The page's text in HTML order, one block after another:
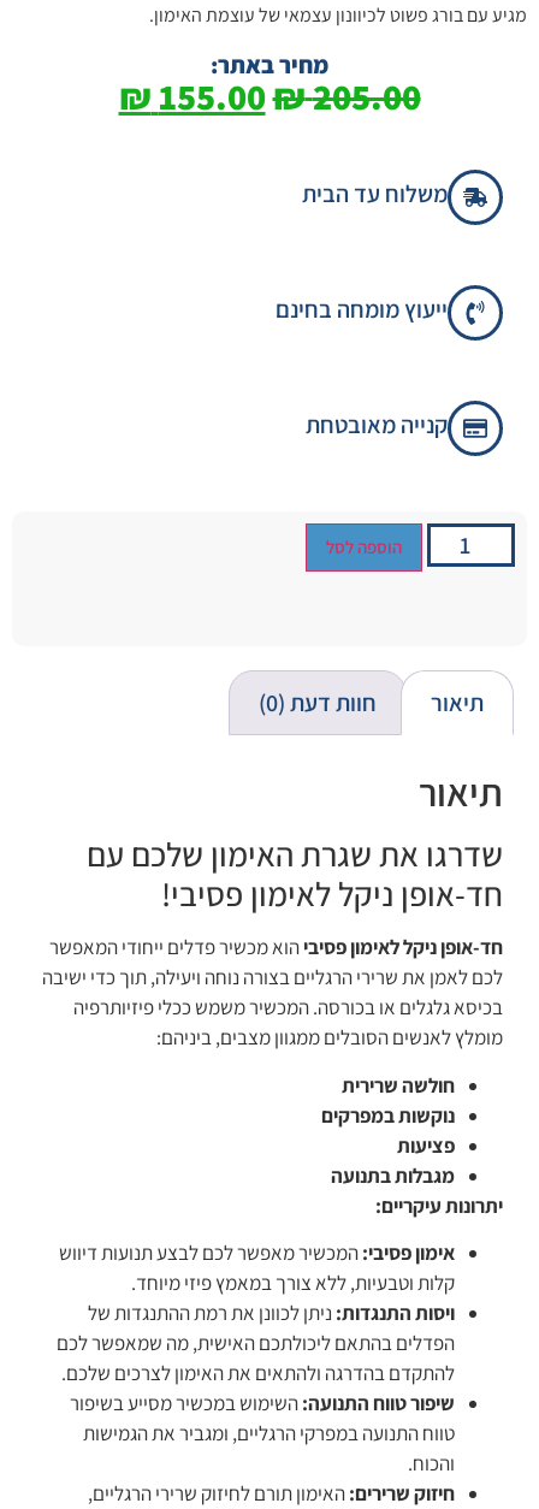
מגיע עם בורג פשוט לכיוונון עצמאי של עוצמת האימון.
מחיר באתר:
205.00
₪
155.00
₪
משלוח עד הבית
ייעוץ מומחה בחינם
קנייה מאובטחת
הוספה לסל
תיאור חוות דעת (0)
תיאור
שדרגו את שגרת האימון שלכם עם
חד-אופן ניקל לאימון פסיבי!
חד-אופן ניקל לאימון פסיביהוא מכשיר פדלים ייחודי המאפשר
לכם לאמן את שרירי הרגליים בצורה נוחה ויעילה, תוך כדי ישיבה
בכיסא גלגלים או בכורסה. המכשיר משמש ככלי פיזיותרפיה
מומלץ לאנשים הסובלים ממגוון מצבים, ביניהם:
חולשה שרירית
נוקשות במפרקים
פציעות
מגבלות בתנועה
יתרונות עיקריים:
אימון פסיבי:המכשיר מאפשר לכם לבצע תנועות דיווש
קלות וטבעיות, ללא צורך במאמץ פיזי מיוחד.
ויסות התנגדות: ניתן לכוונן את רמת ההתנגדות של
הפדלים בהתאם ליכולתכם האישית, מה שמאפשר לכם
להתקדם בהדרגה ולהתאים את האימון לצרכים שלכם.
שיפור טווח התנועה:השימוש במכשיר מסייע בשיפור
טווח התנועה במפרקי הרגליים, ומגביר את הגמישות
והכוח.
חיזוק שרירים:האימון תורם לחיזוק שרירי הרגליים,